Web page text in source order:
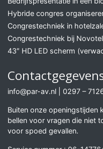
Hybride congres
Congrestechniek in
Congrestechniek bij
43″ HD LED scherm
info@par-av.nl 0297 –
Buiten onze openingstijden
bellen voor vragen die niet
voor spoed gevallen.